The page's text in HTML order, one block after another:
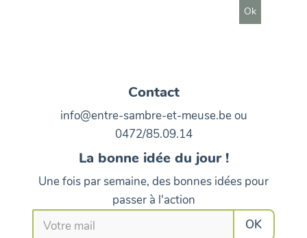
Contact
info@entre-sambre-et-meuse.be ou
0472/85.09.14
La bonne idée du jour !
Une fois par semaine, des bonnes idées pour
passer à l'action